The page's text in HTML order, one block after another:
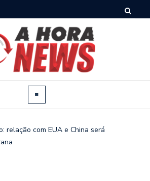
relação com EUA e China será